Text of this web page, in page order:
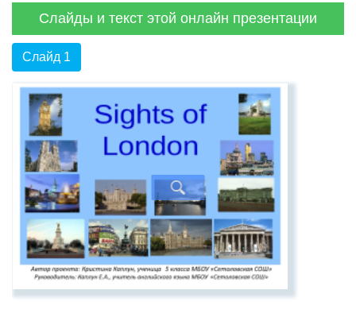
Слайды и текст этой онлайн презентации
Слайд 1